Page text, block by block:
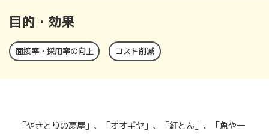
目的・効果
面接率・採用率の向上 コスト削減
「やきとりの扇屋」、「オオギヤ」、「紅とん」、「魚や一